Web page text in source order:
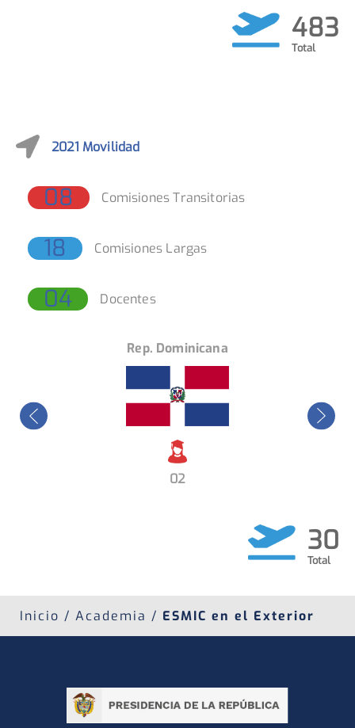
483
2021 Movilidad
08 Comisiones Transitorias
18 Comisiones Largas
04 Docentes
Panamá
12
30
Inicio / Academia / ESMIC en el Exterior